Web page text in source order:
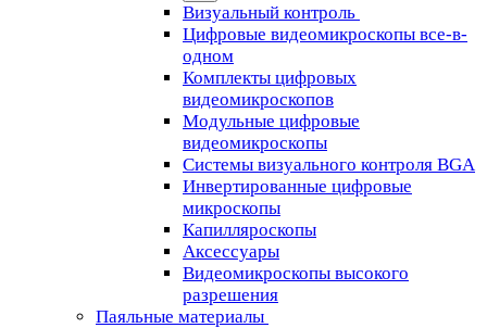
Визуальный контроль
Цифровые видеомикроскопы все-в-
одном
Комплекты цифровых
видеомикроскопов
Модульные цифровые
видеомикроскопы
Cистемы визуального контроля BGA
Инвертированные цифровые
микроскопы
Капилляроскопы
Аксессуары
Видеомикроскопы высокого
разрешения
Паяльные материалы